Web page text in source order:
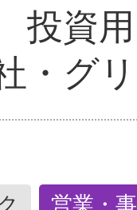
資
・グ
営業・